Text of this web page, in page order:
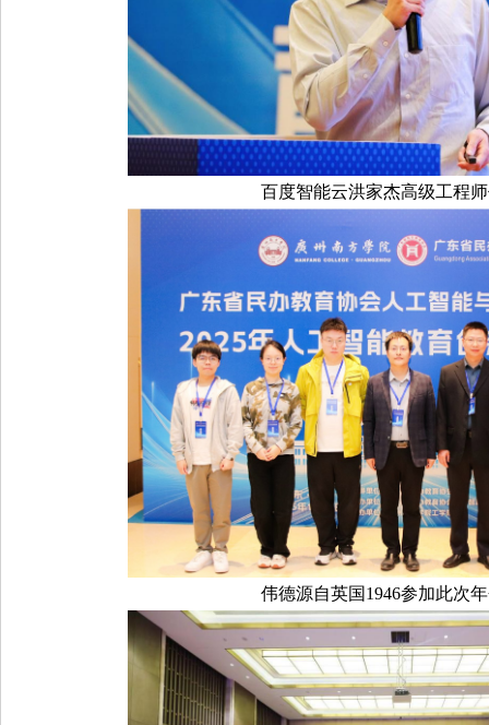
百度智能云洪家杰高级工程
伟德源自英国1946参加此次